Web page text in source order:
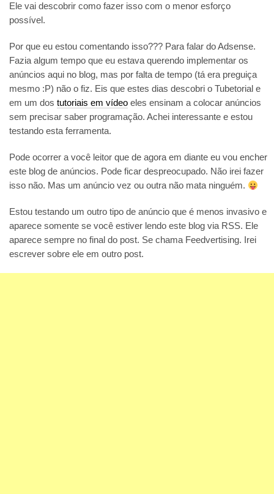
Ele vai descobrir como fazer isso com o menor esforço
possível.
Por que eu estou comentando isso??? Para falar do Adsense.
Fazia algum tempo que eu estava querendo implementar os
anúncios aqui no blog, mas por falta de tempo (tá era preguiça
mesmo :P) não o fiz. Eis que estes dias descobri o Tubetorial e
em um dos tutoriais em vídeo eles ensinam a colocar anúncios
sem precisar saber programação. Achei interessante e estou
testando esta ferramenta.
Pode ocorrer a você leitor que de agora em diante eu vou encher
este blog de anúncios. Pode ficar despreocupado. Não irei fazer
isso não. Mas um anúncio vez ou outra não mata ninguém.
Estou testando um outro tipo de anúncio que é menos invasivo e
aparece somente se você estiver lendo este blog via RSS. Ele
aparece sempre no final do post. Se chama Feedvertising. Irei
escrever sobre ele em outro post.